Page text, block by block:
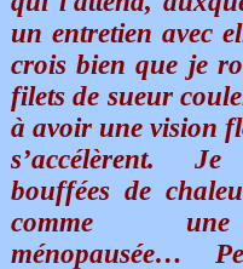
un entretien avec
crois bien que je
filets de sueur
à avoir une vision
s’accélèrent.Je
bouffées de
comme
ménopausée…